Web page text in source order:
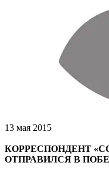
13 мая 2015
КОРРЕСПОНДЕНТ
ОТПРАВИЛСЯ В